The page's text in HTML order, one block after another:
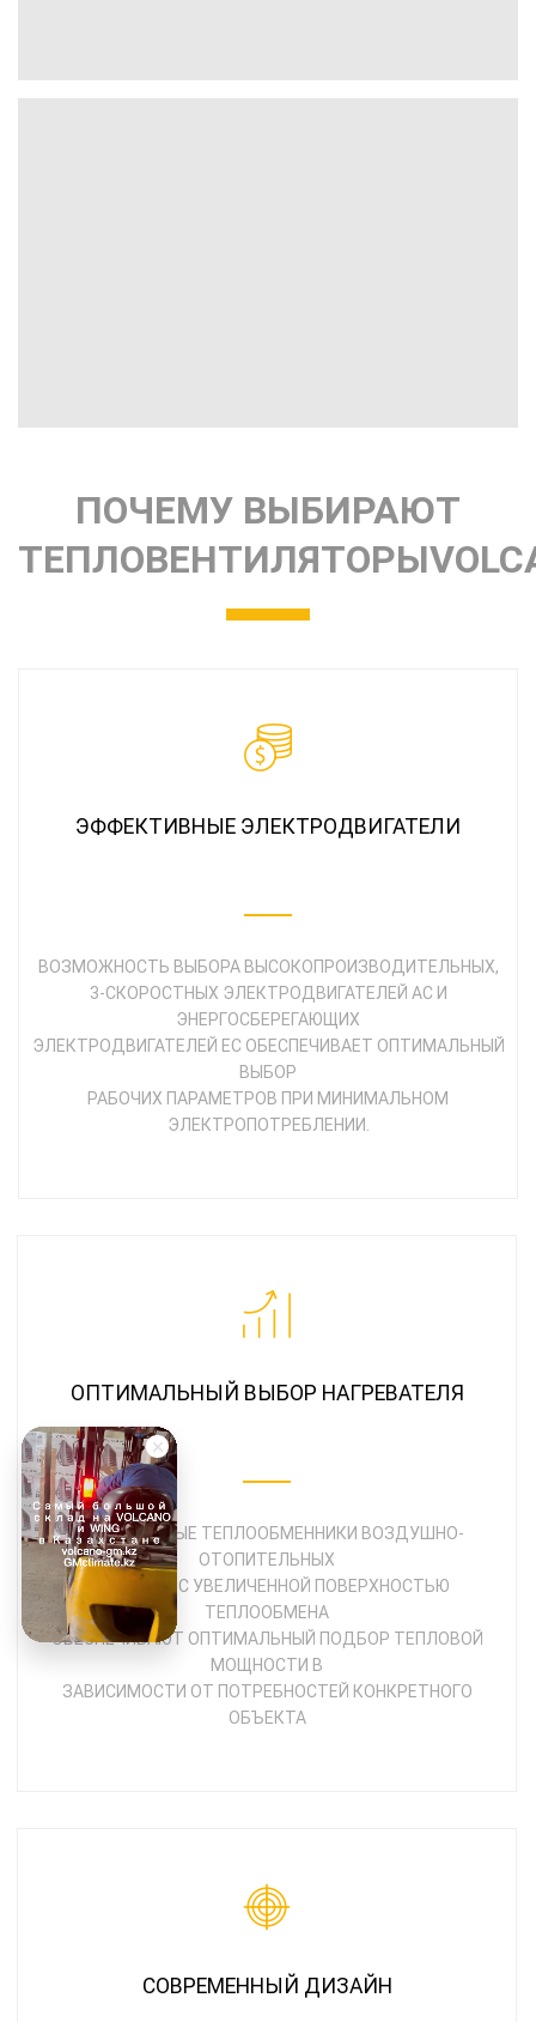
ПОЧЕМУ ВЫБИРАЮТ
ТЕПЛОВЕНТИЛЯТОРЫ
ЭФФЕКТИВНЫЕ ЭЛЕКТРОДВИГАТЕЛИ
ВОЗМОЖНОСТЬ ВЫБОРА ВЫСОКОПРОИЗВОДИТЕЛЬНЫХ,
3-СКОРОСТНЫХ ЭЛЕКТРОДВИГАТЕЛЕЙ AC И
ЭНЕРГОСБЕРЕГАЮЩИХ
ЭЛЕКТРОДВИГАТЕЛЕЙ ЕС ОБЕСПЕЧИВАЕТ ОПТИМАЛЬНЫЙ
ВЫБОР
РАБОЧИХ ПАРАМЕТРОВ ПРИ МИНИМАЛЬНОМ
ЭЛЕКТРОПОТРЕБЛЕНИИ.
ОПТИМАЛЬНЫЙ ВЫБОР НАГРЕВАТЕЛЯ
1, 2 И 3-РЯДНЫЕ ТЕПЛООБМЕННИКИ ВОЗДУШНО-
ОТОПИТЕЛЬНЫХ
АГРЕГАТОВ С УВЕЛИЧЕННОЙ ПОВЕРХНОСТЬЮ
ТЕПЛООБМЕНА
ОБЕСПЕЧИВАЮТ ОПТИМАЛЬНЫЙ ПОДБОР ТЕПЛОВОЙ
МОЩНОСТИ В
ЗАВИСИМОСТИ ОТ ПОТРЕБНОСТЕЙ КОНКРЕТНОГО
ОБЪЕКТА
СОВРЕМЕННЫЙ ДИЗАЙН